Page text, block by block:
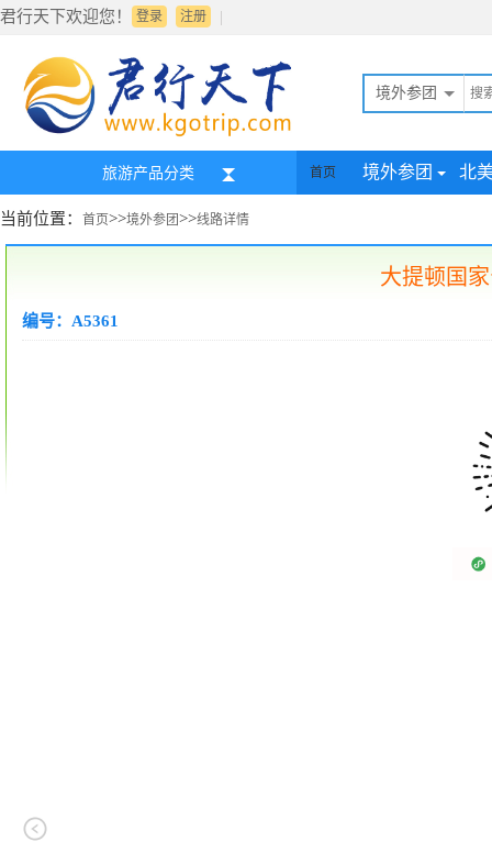
君行天下欢迎您！ 登录 |
注册
境外参团
旅游产品分类 首页 境外参团 北
当前位置： 首页>>境外参团>>线路详情
大提顿国
编号：A5361